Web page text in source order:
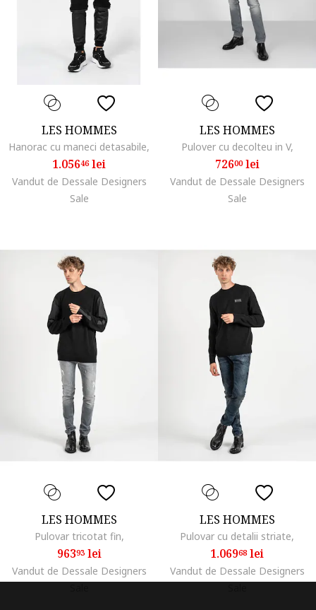
LES HOMMES
Hanorac cu maneci detasabile,
1.05646lei
Vandut de Dessale Designers
Sale
LES HOMMES
Pulover cu decolteu in V,
72600lei
Vandut de Dessale Designers
Sale
LES HOMMES
Pulovar tricotat fin,
96393lei
Vandut de Dessale Designers
LES HOMMES
Pulovar cu detalii striate,
1.06968 lei
Vandut de Dessale Designers